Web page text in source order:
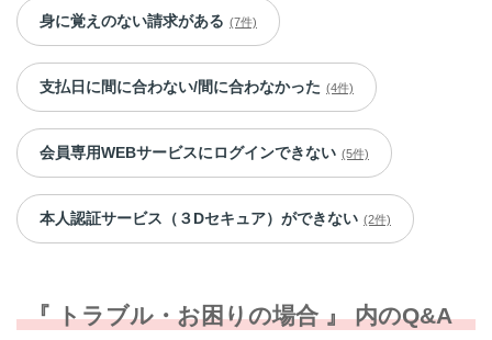
身に覚えのない請求がある (7件)
支払日に間に合わない/間に合わなかった (4件)
会員専用WEBサービスにログインできない (5件)
本人認証サービス（３Dセキュア）ができない (2件)
『 トラブル・お困りの場合 』 内のQ&A